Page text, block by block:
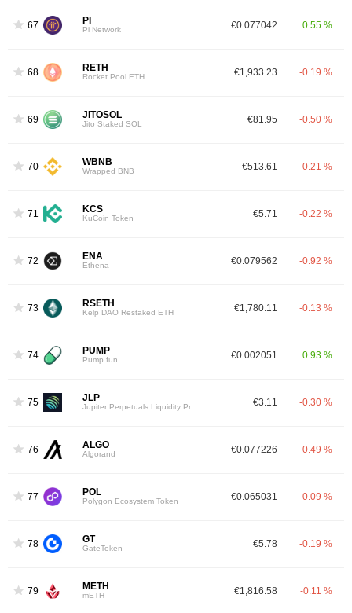
67 PI
Pi Network €0.077042 0.55 %
68 RETH
Rocket Pool ETH €1,933.23 -0.19 %
69 JITOSOL
Jito Staked SOL €81.95 -0.50 %
70 WBNB
Wrapped BNB €513.61 -0.21 %
71 KCS
KuCoin Token €5.71 -0.22 %
72 ENA
Ethena €0.079562 -0.92 %
73 RSETH
Kelp DAO Restaked ETH €1,780.11 -0.13 %
74 PUMP
Pump.fun €0.002051 0.93 %
75 JLP €3.11 -0.30 %
76 ALGO
Algorand €0.077226 -0.49 %
77 POL
Polygon Ecosystem Token €0.065031 -0.09 %
78 GT
GateToken €5.78 -0.19 %
79 METH
mETH €1,816.58 -0.11 %